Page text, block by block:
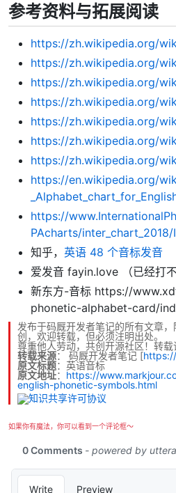
参考资料与拓展阅读
https://zh.wikipedia.org/
https://zh.wikipedia.org/
https://zh.wikipedia.org/
https://zh.wikipedia.org/
https://zh.wikipedia.org/
https://zh.wikipedia.org/
https://zh.wikipedia.org/
https://en.wikipedia.org/
https://
PAcharts/inter_chart_2018/
知乎， 英语 48 个音标发音
爱发音 fayin.love （已经打不
新东方-音标 https://
phonetic-alphabet-card/
发布于码厩开发者笔记的所有文章
创，欢迎转载，但必须注明出处。
尊重他人劳动，共创开源社区！转载
转载来源： 码厩开发者笔记 [
原文标题：英语音标
原文地址： https://
english-phonetic-symbols.html
如果你有魔法，你可以看到一个评论框～